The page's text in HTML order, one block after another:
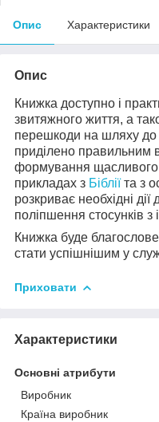
Опис Характеристики
Опис
Книжка доступно і
звитяжного життя, а
перешкоди на шляху до
приділено правильним
формування щасливого
прикладах з Бібліїта з
розкриває необхідні
поліпшення стосунків
Книжка буде
стати успішнішим у
Приховати
Характеристики
Основні атрибути
Виробник
Країна виробник